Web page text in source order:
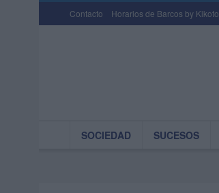
Contacto Horarios de Barcos by Kikoto
SOCIEDAD SUCESOS